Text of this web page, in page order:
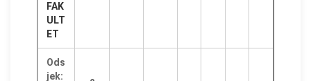
FAK
ULT
ET
Ods
jek: